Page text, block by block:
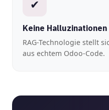
✔
Keine Halluzinationen
RAG-Technologie stellt
aus echtem Odoo-Code.